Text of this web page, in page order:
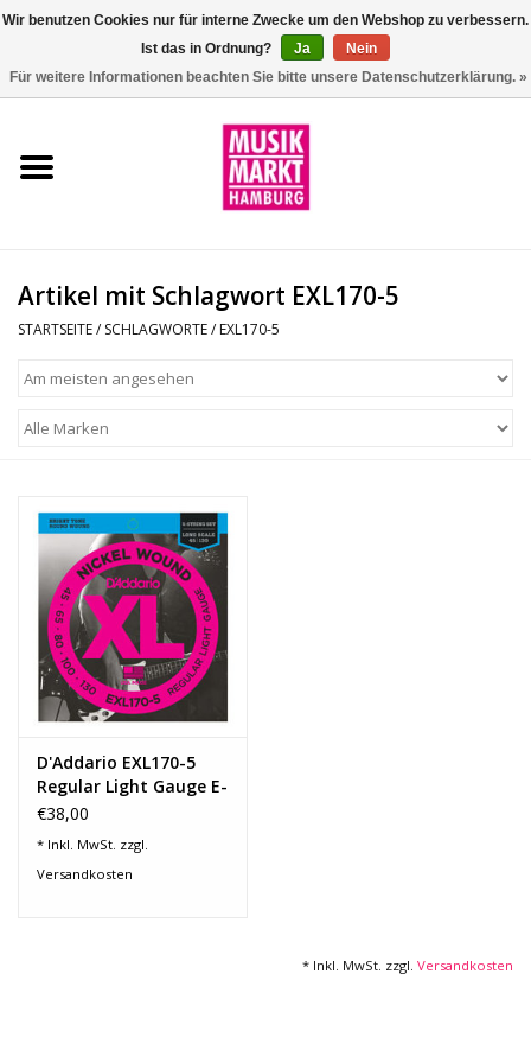
Aktion
Percussion
Recording
Lichttechnik
PA-Anlage
Traditionelle Instrumente
Signalprozessoren & Effekte
Artikel mit Schlagwort EXL170-5
STARTSEITE/ SCHLAGWORTE/ EXL170-5
D'Addario EXL170-5
Regular Light Gauge E-
Bass
€38,00
* Inkl. MwSt. zzgl.
Versandkosten
* Inkl. MwSt. zzgl. Versandkosten
Wir benutzen Cookies nur für interne Zwecke um den Webshop zu verbessern.
Ist das in Ordnung?
Ja
Nein
Für weitere Informationen beachten Sie bitte unsere Datenschutzerklärung. »